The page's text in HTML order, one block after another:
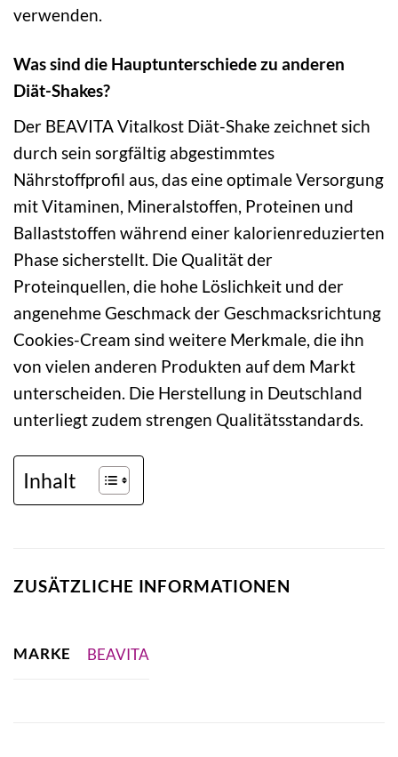
verwenden.
Was sind die Hauptunterschiede zu anderen
Diät-Shakes?
Der BEAVITA Vitalkost Diät-Shake zeichnet sich
durch sein sorgfältig abgestimmtes
Nährstoffprofil aus, das eine optimale Versorgung
mit Vitaminen, Mineralstoffen, Proteinen und
Ballaststoffen während einer kalorienreduzierten
Phase sicherstellt. Die Qualität der
Proteinquellen, die hohe Löslichkeit und der
angenehme Geschmack der Geschmacksrichtung
Cookies-Cream sind weitere Merkmale, die ihn
von vielen anderen Produkten auf dem Markt
unterscheiden. Die Herstellung in Deutschland
unterliegt zudem strengen Qualitätsstandards.
Inhalt
ZUSÄTZLICHE INFORMATIONEN
MARKE BEAVITA